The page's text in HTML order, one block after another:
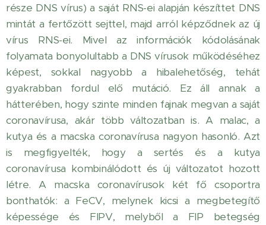
része DNS vírus) a saját RNS-ei alapján készíttet DNS
mintát a fertőzött sejttel, majd arról képződnek az új
vírus RNS-ei. Mivel az információk kódolásának
folyamata bonyolultabb a DNS vírusok működéséhez
képest, sokkal nagyobb a hibalehetőség, tehát
gyakrabban fordul elő mutáció. Ez áll annak a
hátterében, hogy szinte minden fajnak megvan a saját
coronavírusa, akár több változatban is. A malac, a
kutya és a macska coronavírusa nagyon hasonló. Azt
is megfigyelték, hogy a sertés és a kutya
coronavírusa kombinálódott és új változatot hozott
létre. A macska coronavírusok két fő csoportra
bonthatók: a FeCV, melynek kicsi a megbetegítő
képessége és FIPV, melyből a FIP betegség